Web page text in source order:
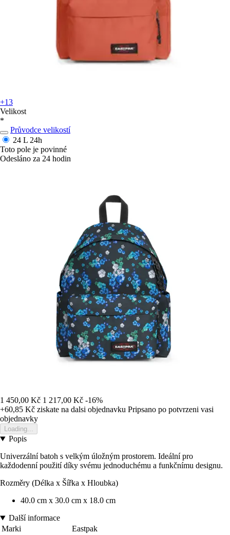
+13
Velikost
*
Průvodce velikostí
24 L 24h
Toto pole je povinné
Odesláno za 24 hodin
1 450,00 Kč 1 217,00 Kč -16%
+60,85 Kč ziskate na dalsi objednavku Pripsano po potvrzeni vasi
objednavky
Loading...
Popis
Univerzální batoh s velkým úložným prostorem. Ideální pro
každodenní použití díky svému jednoduchému a funkčnímu designu.
Rozměry (Délka x Šířka x Hloubka)
40.0 cm x 30.0 cm x 18.0 cm
Další informace
Marki
Eastpak